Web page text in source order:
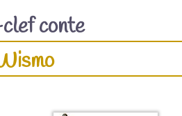
clefconte